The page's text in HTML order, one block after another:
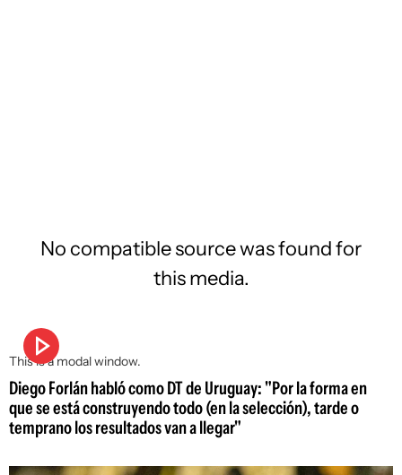
This is a modal window.
No compatible source was found for
this media.
Diego Forlán habló como DT de Uruguay: "Por la forma en
que se está construyendo todo (en la selección), tarde o
temprano los resultados van a llegar"